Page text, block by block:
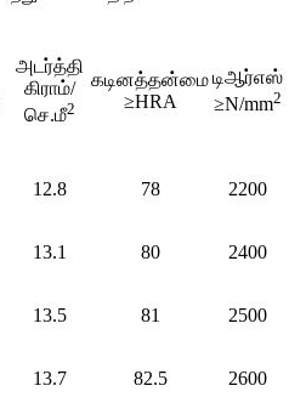
அடர்த்தி
கிராம்/
செ.மீ2
கடினத்தன்மை
≥HRA
டிஆர்எஸ்
≥N/mm2
12.8 78 2200
13.1 80 2400
13.5 81 2500
13.7 82.5 2600